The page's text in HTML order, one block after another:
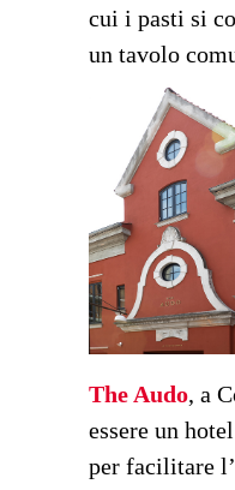
cui i pasti si
un tavolo
The Audo, a
essere un
per facilitare